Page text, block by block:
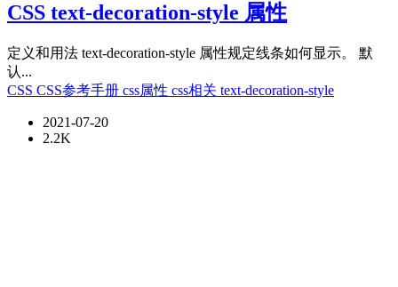
CSS text-decoration-style 属性
定义和用法 text-decoration-style 属性规定线条如何显示。 默
认...
CSS CSS参考手册 css属性 css相关 text-decoration-style
2021-07-20
2.2K